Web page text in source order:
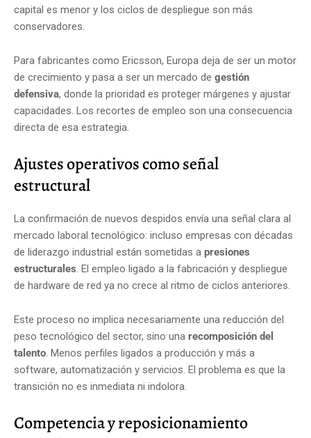
capital es menor y los ciclos de despliegue son más
conservadores.
Para fabricantes como Ericsson, Europa deja de ser un motor
de crecimiento y pasa a ser un mercado de gestión
defensiva, donde la prioridad es proteger márgenes y ajustar
capacidades. Los recortes de empleo son una consecuencia
directa de esa estrategia.
Ajustes operativos como señal
estructural
La confirmación de nuevos despidos envía una señal clara al
mercado laboral tecnológico: incluso empresas con décadas
de liderazgo industrial están sometidas a presiones
estructurales. El empleo ligado a la fabricación y despliegue
de hardware de red ya no crece al ritmo de ciclos anteriores.
Este proceso no implica necesariamente una reducción del
peso tecnológico del sector, sino una recomposición del
talento. Menos perfiles ligados a producción y más a
software, automatización y servicios. El problema es que la
transición no es inmediata ni indolora.
Competencia y reposicionamiento